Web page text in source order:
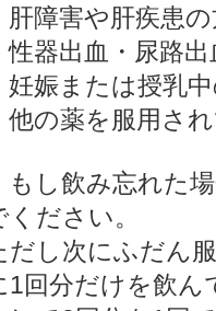
肝障害や肝疾患
性器出血・尿路
妊娠または授乳
他の薬を服用さ
もし飲み忘れた
ください。
だし次にふだん
1回分だけを飲ん